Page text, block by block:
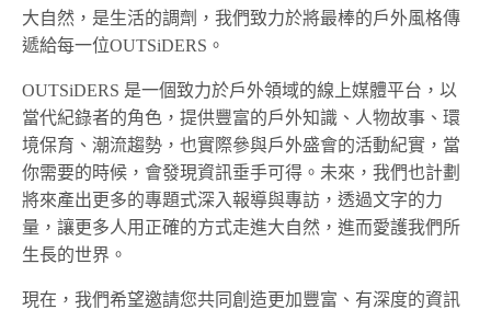
大自然，是生活的調劑，我們致力於將最棒的戶外風格傳
遞給每一位OUTSiDERS。
OUTSiDERS 是一個致力於戶外領域的線上媒體平台，以
當代紀錄者的角色，提供豐富的戶外知識、人物故事、環
境保育、潮流趨勢，也實際參與戶外盛會的活動紀實，當
你需要的時候，會發現資訊垂手可得。未來，我們也計劃
將來產出更多的專題式深入報導與專訪，透過文字的力
量，讓更多人用正確的方式走進大自然，進而愛護我們所
生長的世界。
現在，我們希望邀請您共同創造更加豐富、有深度的資訊